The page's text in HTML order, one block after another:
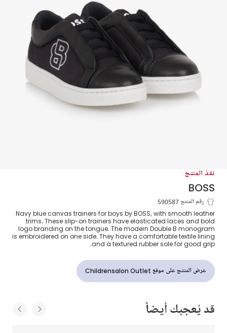
نفذ المنتج
BOSS
للأولاد
رقم المنتج 590587
Navy blue canvas trainers for boys by BOSS, with smooth leather
trims. These slip-on trainers have elasticated laces and bold
logo branding on the tongue. The modern Double B monogram
is embroidered on one side. They have a comfortable textile lining
and a textured rubber sole for good grip.
عرض المنتج على موقع Childrensalon Outlet
قد يُعجبك أيضاً